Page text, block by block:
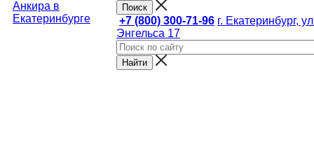
+7 (800) 300-71-96 г. Екатеринбург,
Энгельса 17